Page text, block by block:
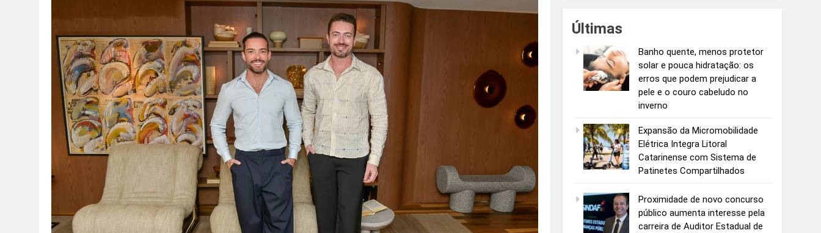
Últimas
Banho quente, menos protetor
solar e pouca hidratação: os
erros que podem prejudicar a
pele e o couro cabeludo no
inverno
Expansão da Micromobilidade
Elétrica Integra Litoral
Catarinense com Sistema de
Patinetes Compartilhados
Proximidade de novo concurso
público aumenta interesse pela
carreira de Auditor Estadual de